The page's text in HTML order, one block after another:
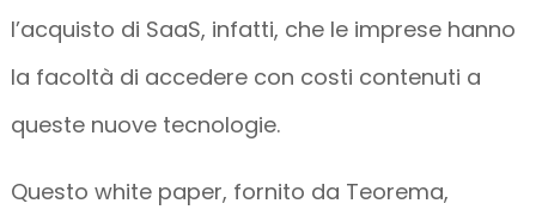
l’acquisto di SaaS, infatti, che le imprese hanno
la facoltà di accedere con costi contenuti a
queste nuove tecnologie.
Questo white paper, fornito da Teorema,